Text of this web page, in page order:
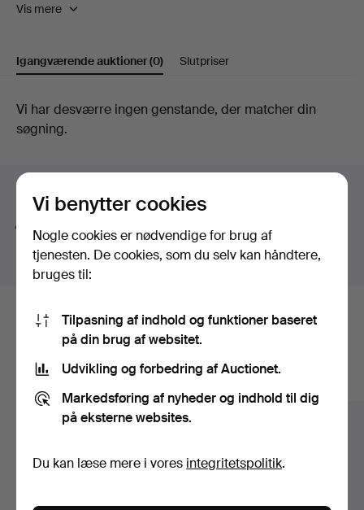
Webb Davies and Art Deco design. As well as furniture
Goldscheider Vienna figure.
The auction also includes a strong studio pottery
collection, with works by Richard Batterham, Rupert
Spira, Alan Caiger-Smith Gordon Baldwin and many
Sophie Ryder, Guy Taplin and Sokari Douglas Camp.
The paintings and works on paper includes works by Sir
Terry Frost RA, Gillian Ayres CBE RA, Alan Davie,
Duncan Grant, Josef Herman, Roger de Grey RA and
Richard Bawden among the highlights.
Vis mere
Igangværende auktioner(0) Slutpriser
Igangværende
auktioner
Vi har desværre ingen genstande, der matcher din
søgning.
Vi søger automatisk på dele af ord. Søger du efter
bånd, finder vi ogsåarmbåndsur.
Her er genstande fra vores arkiv, der
matcher din søgning
Vi benytter cookies
Nogle cookies er nødvendige for brug af
tjenesten. De cookies, som du selv kan håndtere,
bruges til:
Tilpasning af indhold og funktioner baseret
på din brug af websitet.
Udvikling og forbedring af Auctionet.
Markedsføring af nyheder og indhold til dig
på eksterne websites.
Du kan læse mere i vores integritetspolitik.